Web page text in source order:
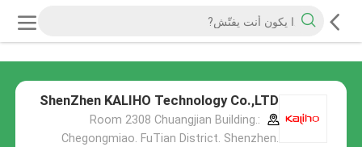
ShenZhen KALIHO Technology Co.,LTD
:Room 2308 Chuangjian Building.
Chegongmiao. FuTian District. Shenzhen.